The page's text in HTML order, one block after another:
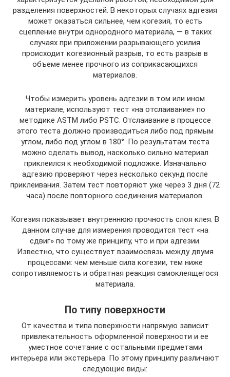
разделения поверхностей. В некоторых случаях адгезия
может оказаться сильнее, чем когезия, то есть
сцепление внутри однородного материала, — в таких
случаях при приложении разрывающего усилия
происходит когезионный разрыв, то есть разрыв в
объеме менее прочного из соприкасающихся
материалов.
Чтобы измерить уровень адгезии в том или ином
материале, используют тест «на отслаивание» по
методике ASTM либо PSTC. Отслаивание в процессе
этого теста должно производиться либо под прямым
углом, либо под углом в 180°. По результатам теста
можно сделать вывод, насколько сильно материал
приклеился к необходимой подложке. Изначально
адгезию проверяют через несколько секунд после
приклеивания. Затем тест повторяют уже через 3 дня (72
часа) после повторного соединения материалов.
Когезия показывает внутреннюю прочность слоя клея. В
данном случае для измерения проводится тест «на
сдвиг» по тому же принципу, что и при адгезии.
Известно, что существует взаимосвязь между двумя
процессами: чем меньше сила когезии, тем ниже
сопротивляемость и обратная реакция самоклеящегося
материала.
По типу поверхности
От качества и типа поверхности напрямую зависит
привлекательность оформленной поверхности и ее
уместное сочетание с остальными предметами
интерьера или экстерьера. По этому принципу различают
следующие виды: